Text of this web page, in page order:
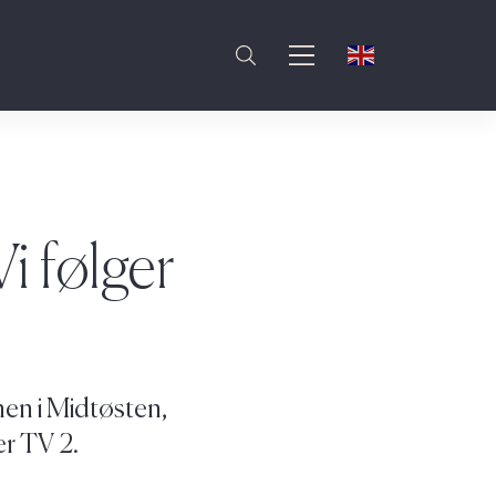
følger
i Midtøsten,
TV 2.